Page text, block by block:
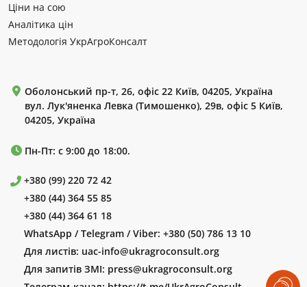
Ціни на сою
Аналітика цін
Методологія УкрАгроКонсалт
Оболонський пр-т, 26, офіс 22 Київ, 04205, Україна
вул. Лук'яненка Левка (Тимошенко), 29в, офіс 5 Київ,
04205, Україна
Пн-Пт: с 9:00 до 18:00.
+380 (99) 220 72 42
+380 (44) 364 55 85
+380 (44) 364 61 18
WhatsApp / Telegram / Viber: +380 (50) 786 13 10
Для листів: uac-info@ukragroconsult.org
Для запитів ЗМІ: press@ukragroconsult.org